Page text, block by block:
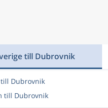
till Dubrovnik
Dubrovnik
till Dubrovnik